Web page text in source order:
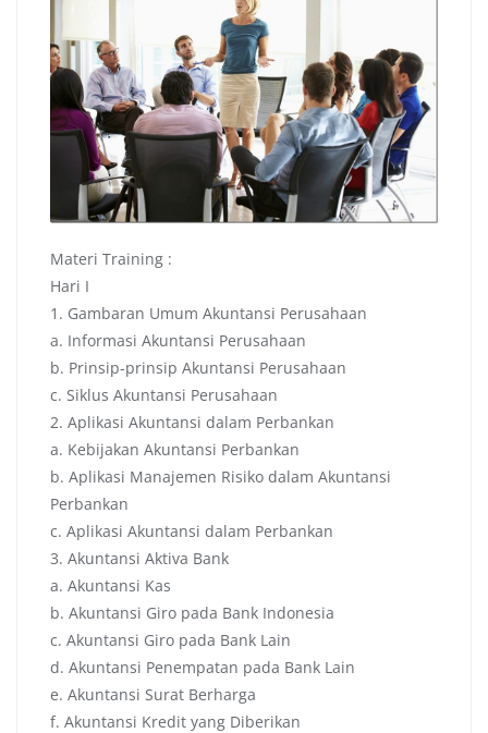
Materi Training :
Hari I
1. Gambaran Umum Akuntansi Perusahaan
a. Informasi Akuntansi Perusahaan
b. Prinsip-prinsip Akuntansi Perusahaan
c. Siklus Akuntansi Perusahaan
2. Aplikasi Akuntansi dalam Perbankan
a. Kebijakan Akuntansi Perbankan
b. Aplikasi Manajemen Risiko dalam Akuntansi
Perbankan
c. Aplikasi Akuntansi dalam Perbankan
3. Akuntansi Aktiva Bank
a. Akuntansi Kas
b. Akuntansi Giro pada Bank Indonesia
c. Akuntansi Giro pada Bank Lain
d. Akuntansi Penempatan pada Bank Lain
e. Akuntansi Surat Berharga
f. Akuntansi Kredit yang Diberikan